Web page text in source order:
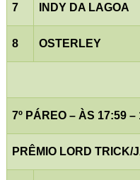
7 INDY DA LAGOA
8 OSTERLEY
7º PÁREO – ÀS 17:59 –
PRÊMIO LORD TRICK/